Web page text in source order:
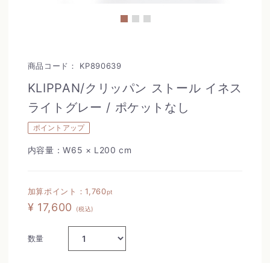
商品コード： KP890639
KLIPPAN/クリッパン ストール イネス
ライトグレー / ポケットなし
ポイントアップ
内容量：W65 × L200 cm
加算ポイント：1,760pt
¥ 17,600 (税込)
数量